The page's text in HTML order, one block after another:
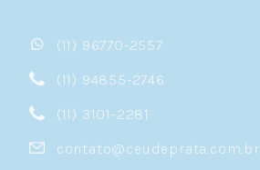
(11) 96770-2557
(11) 94855-2746
(11) 3101-2281
contato@ceudeprata.com.br